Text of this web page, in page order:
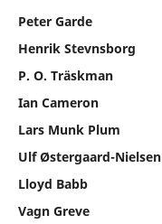
Peter Garde
Henrik Stevnsborg
P. O. Träskman
Ian Cameron
Lars Munk Plum
Ulf Østergaard-Nielsen
Lloyd Babb
Vagn Greve